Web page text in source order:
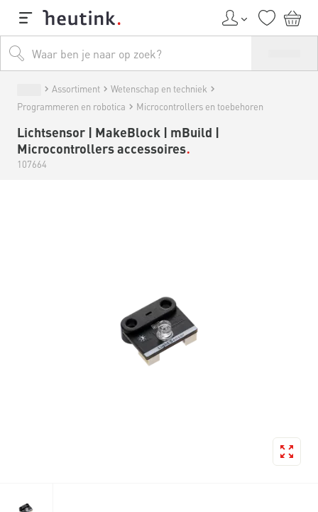
Assortiment
Wetenschap en techniek
Programmeren en robotica
Microcontrollers en toebehoren
Lichtsensor | MakeBlock | mBuild |
Microcontrollers accessoires
107664